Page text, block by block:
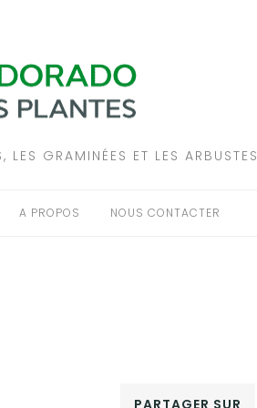
LES GRAMINÉES ET LES ARBUSTES
A PROPOS NOUS CONTACTER
PARTAGER SUR